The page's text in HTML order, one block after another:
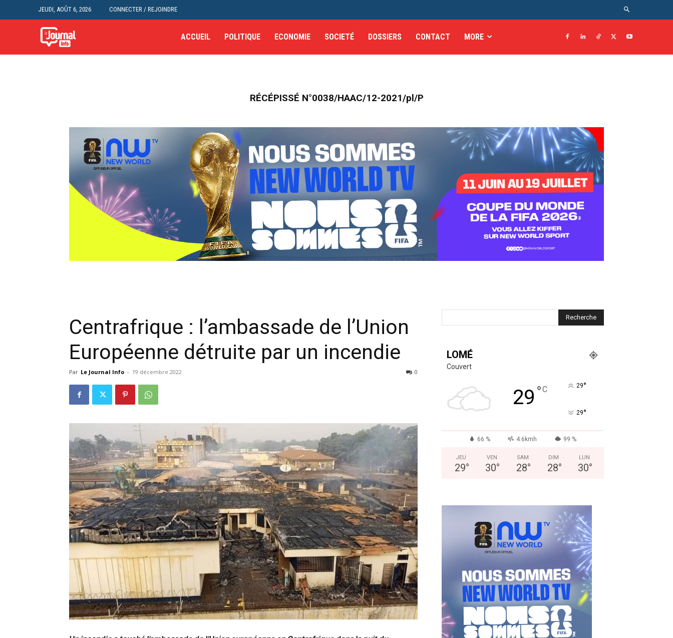
JEUDI, AOÛT 6, 2026 CONNECTER / REJOINDRE
ACCUEIL POLITIQUE ECONOMIE SOCIETÉ DOSSIERS CONTACT MORE
RÉCÉPISSÉ N°0038/HAAC/12-2021/pl/P
Centrafrique : l’ambassade de l’Union
Européenne détruite par un incendie
Par Le Journal Info - 19 décembre 2022 0
LOMÉ
Couvert
29 °C 29°
29°
66 % 4.6kmh 99 %
JEU
29°
VEN
30°
SAM
28°
DIM
28°
LUN
30°